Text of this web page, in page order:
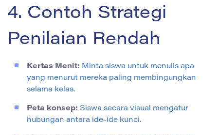
4. Contoh Strategi
Penilaian Rendah
Kertas Menit: Minta siswa untuk menulis apa
yang menurut mereka paling membingungkan
selama kelas.
Peta konsep: Siswa secara visual mengatur
hubungan antara ide-ide kunci.